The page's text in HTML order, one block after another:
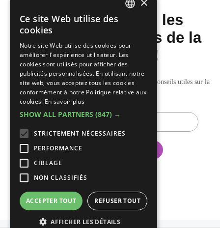
Ne manquez pas les
dernières nouvelles de la
construction!
Recevez nos mises à jour hebdomadaires pleines de conseils utiles sur la
construction et la rénovation.
E-
Ce site Web utilise des
cookies
Notre site Web utilise des cookies pour
améliorer l'expérience utilisateur. Les
cookies sont utilisés pour afficher des
publicités personnalisées. En utilisant notre
site web, vous acceptez tous les cookies
conformément à notre Politique relative aux
cookies. En savoir plus
SHOW ALL PARTNERS (847) →
STRICTEMENT NÉCESSAIRES
PERFORMANCE
CIBLAGE
NON CLASSIFIÉS
ACCEPTER TOUT REFUSER TOUT
AFFICHER LES DÉTAILS